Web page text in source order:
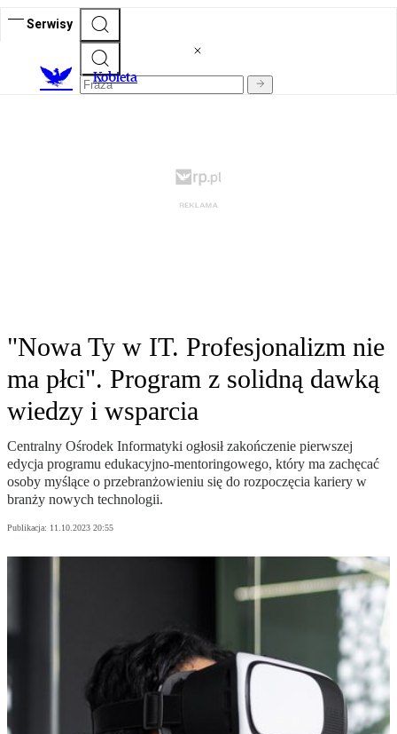
Serwisy
Kobieta
"Nowa Ty w IT. Profesjonalizm nie
ma płci". Program z solidną dawką
wiedzy i wsparcia
Centralny Ośrodek Informatyki ogłosił zakończenie pierwszej
edycja programu edukacyjno-mentoringowego, który ma zachęcać
osoby myślące o przebranżowieniu się do rozpoczęcia kariery w
branży nowych technologii.
Publikacja: 11.10.2023 20:55